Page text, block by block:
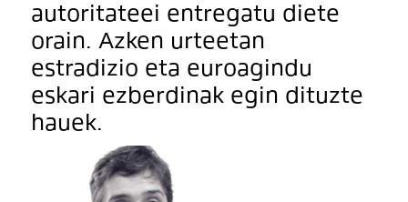
autoritateei entregatu diete
orain. Azken urteetan
estradizio eta euroagindu
eskari ezberdinak egin dituzte
hauek.